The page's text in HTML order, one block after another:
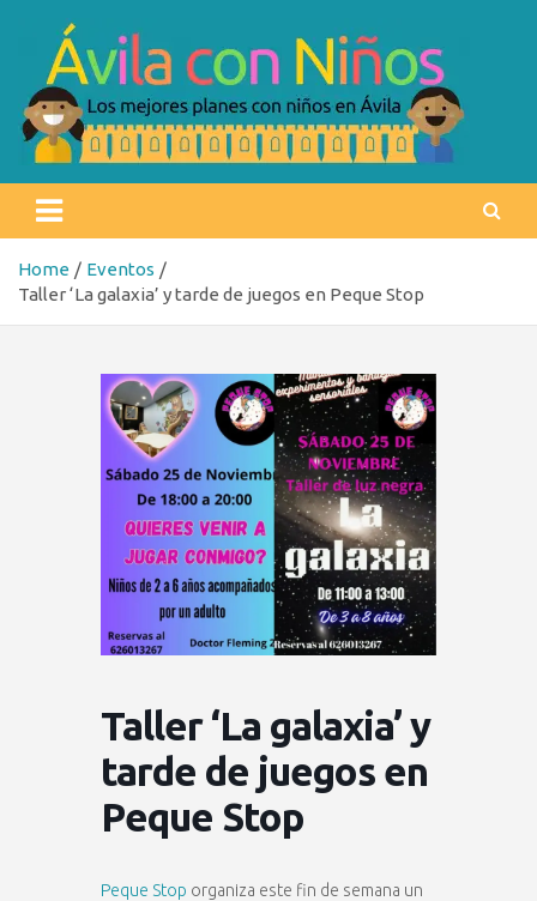
content
Ávila con niños
Home
Eventos
Taller ‘La galaxia’ y tarde de juegos en Peque Stop
Taller ‘La galaxia’ y
tarde de juegos en
Peque Stop
Peque Stop organiza este fin de semana un